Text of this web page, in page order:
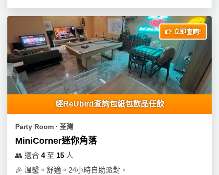
立即查詢!
經ReUbird查詢包紙包飲品任飲
Party Room ∙ 荃灣
MiniCorner迷你角落
👥 適合 4至 15 人
🎉 溫馨。舒適。24小時自助派對。